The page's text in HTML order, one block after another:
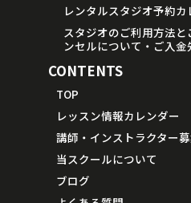
レンタルスタジオ予約カ
スタジオのご利用方法
ンセルについて・ご入金
CONTENTS
TOP
レッスン情報カレンダー
講師・インストラクター
当スクールについて
ブログ